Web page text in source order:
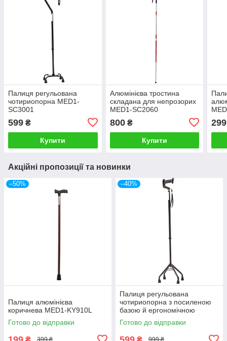
Палиця регульована
чотириопорна MED1-
SC3001
599 ₴
Купити
Алюмінієва тростина
складана для непрозорих
MED1-SC2060
800₴
Купити
299
Акційні пропозиції та новинки
–50%
Палиця алюмінієва
коричнева MED1-KY910L
Готово до відправки
–40%
Палиця регульована
чотириопорна з посиленою
базою й ергономічною
ручкою MED1-SC3021
Готово до відправки